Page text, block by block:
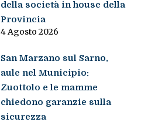
della società in house della
Provincia
4 Agosto 2026
San Marzano sul Sarno,
aule nel Municipio:
Zuottolo e le mamme
chiedono garanzie sulla
sicurezza